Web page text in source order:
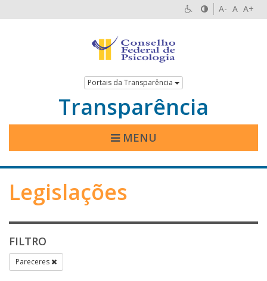
A- A A+
Portais da Transparência
Transparência
MENU
Legislações
FILTRO
Pareceres